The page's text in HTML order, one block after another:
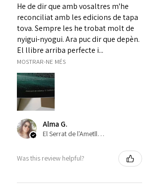
He de dir que amb vosaltres m'he
reconciliat amb les edicions de tapa
tova. Sempre les he trobat molt de
nyigui-nyogui. Ara puc dir que depèn.
El llibre arriba perfecte i...
MOSTRAR-NE MÉS
Alma G.
El Serrat de l'Ametlla, ES-CT
Was this review helpful?